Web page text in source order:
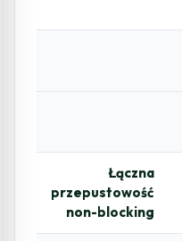
Łączna
przepustowość
non-blocking